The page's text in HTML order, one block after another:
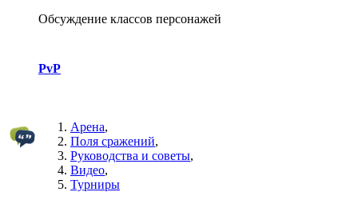
Обсуждение классов персонажей
PvP
Арена,
Поля сражений,
Руководства и советы,
Видео,
Турниры